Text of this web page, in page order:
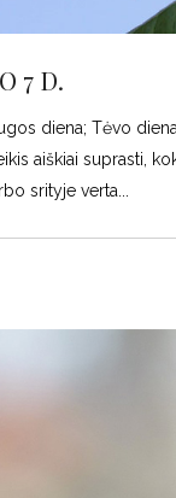
7 D.
diena; Tėvo
aiškiai suprasti,
srityje verta